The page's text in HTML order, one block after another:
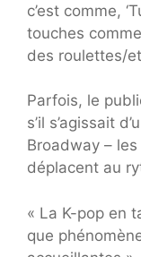
c’est comme,
touches
des roulettes/et
Parfois, le
s’il s’agissait
Broadway –
déplacent au
« La K-pop en
que